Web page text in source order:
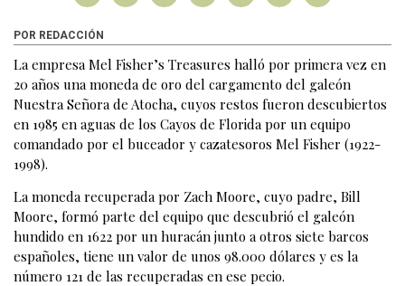
POR REDACCIÓN
La empresa Mel Fisher’s Treasures halló por primera vez en
20 años una moneda de oro del cargamento del galeón
Nuestra Señora de Atocha, cuyos restos fueron descubiertos
en 1985 en aguas de los Cayos de Florida por un equipo
comandado por el buceador y cazatesoros Mel Fisher (1922-
1998).
La moneda recuperada por Zach Moore, cuyo padre, Bill
Moore, formó parte del equipo que descubrió el galeón
hundido en 1622 por un huracán junto a otros siete barcos
españoles, tiene un valor de unos 98.000 dólares y es la
número 121 de las recuperadas en ese pecio.